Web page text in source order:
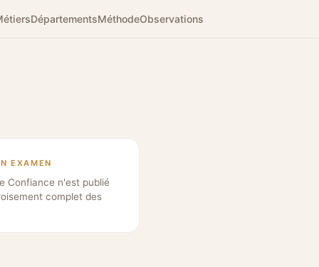
DépartementsMéthodeObservations
EXAMEN
Confiance n'est publié
complet des